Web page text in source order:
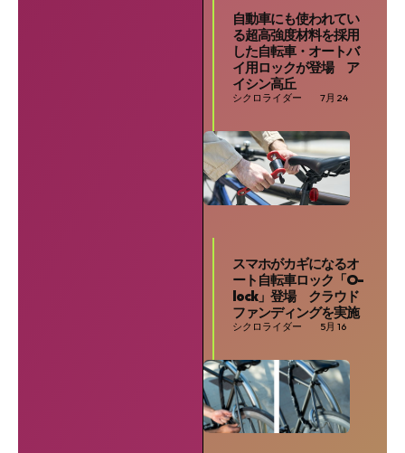
自動車にも使われてい
る超高強度材料を採用
した自転車・オートバ
イ用ロックが登場 ア
イシン高丘
シクロライダー 7月 24
スマホがカギになるオ
ート自転車ロック「O-
lock」登場 クラウド
ファンディングを実施
シクロライダー 5月 16